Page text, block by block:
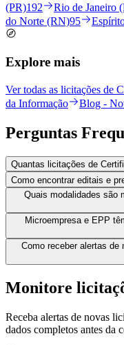
(PR)192 Rio de Janeiro
do Norte (RN)95
Explore mais
Ver todas as licitações de
da Informação
Blog -
Perguntas
Quantas licitações de
Como encontrar editais e
Quais modalidades são
Microempresa e EPP
Como receber alertas
Monitore
Receba alertas de novas
dados completos antes da